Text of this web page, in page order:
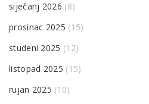
siječanj 2026 (8)
prosinac 2025 (15)
studeni 2025 (12)
listopad 2025 (15)
rujan 2025 (10)